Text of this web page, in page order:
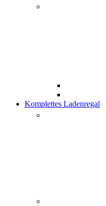
Komplettes Ladenregal